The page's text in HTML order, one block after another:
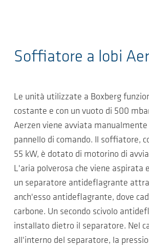
Soffiatore a lobi
Le unità utilizzate a Boxberg
costante e con un vuoto di 500
Aerzen viene avviata
pannello di comando. Il soffiatore,
55 kW, è dotato di motorino di
L'aria polverosa che viene aspirata
un separatore antideflagrante
anch'esso antideflagrante, dove
carbone. Un secondo scivolo
installato dietro il separatore. Nel
all'interno del separatore, la